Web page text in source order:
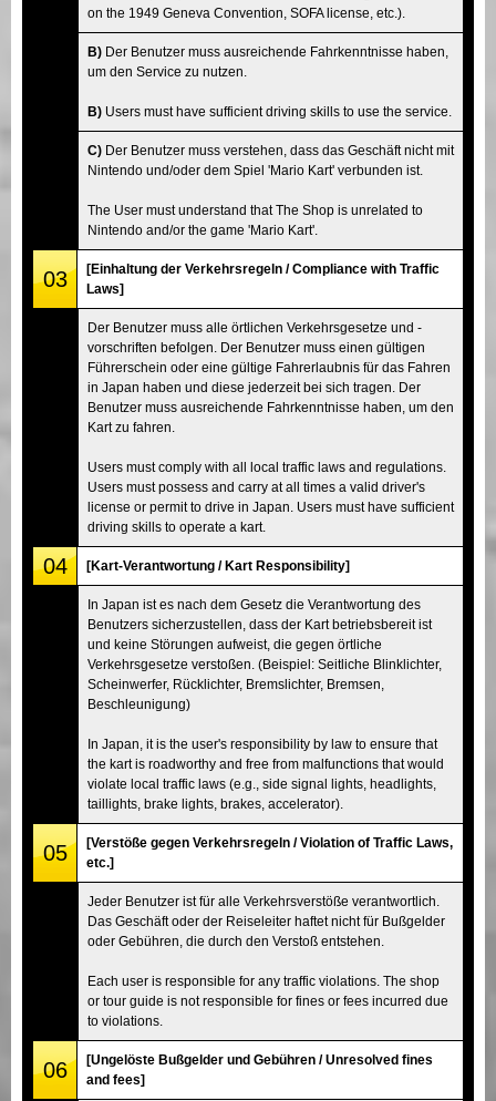
on the 1949 Geneva Convention, SOFA license, etc.).
B) Der Benutzer muss ausreichende Fahrkenntnisse haben,
um den Service zu nutzen.
B) Users must have sufficient driving skills to use the service.
C) Der Benutzer muss verstehen, dass das Geschäft nicht mit
Nintendo und/oder dem Spiel 'Mario Kart' verbunden ist.
The User must understand that The Shop is unrelated to
Nintendo and/or the game 'Mario Kart'.
03
[Einhaltung der Verkehrsregeln / Compliance with Traffic
Laws]
Der Benutzer muss alle örtlichen Verkehrsgesetze und -
vorschriften befolgen. Der Benutzer muss einen gültigen
Führerschein oder eine gültige Fahrerlaubnis für das Fahren
in Japan haben und diese jederzeit bei sich tragen. Der
Benutzer muss ausreichende Fahrkenntnisse haben, um den
Kart zu fahren.
Users must comply with all local traffic laws and regulations.
Users must possess and carry at all times a valid driver's
license or permit to drive in Japan. Users must have sufficient
driving skills to operate a kart.
04 [Kart-Verantwortung / Kart Responsibility]
In Japan ist es nach dem Gesetz die Verantwortung des
Benutzers sicherzustellen, dass der Kart betriebsbereit ist
und keine Störungen aufweist, die gegen örtliche
Verkehrsgesetze verstoßen. (Beispiel: Seitliche Blinklichter,
Scheinwerfer, Rücklichter, Bremslichter, Bremsen,
Beschleunigung)
In Japan, it is the user's responsibility by law to ensure that
the kart is roadworthy and free from malfunctions that would
violate local traffic laws (e.g., side signal lights, headlights,
taillights, brake lights, brakes, accelerator).
05
[Verstöße gegen Verkehrsregeln / Violation of Traffic Laws,
etc.]
Jeder Benutzer ist für alle Verkehrsverstöße verantwortlich.
Das Geschäft oder der Reiseleiter haftet nicht für Bußgelder
oder Gebühren, die durch den Verstoß entstehen.
Each user is responsible for any traffic violations. The shop
or tour guide is not responsible for fines or fees incurred due
to violations.
06
[Ungelöste Bußgelder und Gebühren / Unresolved fines
and fees]